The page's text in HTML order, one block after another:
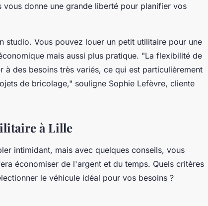
donne une grande liberté pour planifier vos
studio. Vous pouvez louer un petit utilitaire pour une
mais aussi plus pratique. "La flexibilité de
à des besoins très variés, ce qui est particulièrement
de bricolage," souligne Sophie Lefèvre, cliente
à Lille
intimidant, mais avec quelques conseils, vous
économiser de l'argent et du temps. Quels critères
le véhicule idéal pour vos besoins ?